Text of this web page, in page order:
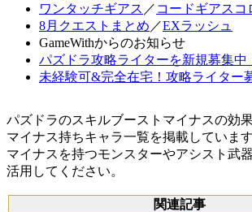
ワンタッチギアス ／ コードギアスコ
8月クエストまとめ ／EXラッシュ
GameWithからのお知らせ
パズドラ攻略ライターを新規募集中
未経験可&完全在宅！攻略ライター
パズドラのスキルブーストマイナスの効
マイナス持ちキャラ一覧を掲載していま
マイナスを持つモンスターやアシスト武
活用してください。
関連記事